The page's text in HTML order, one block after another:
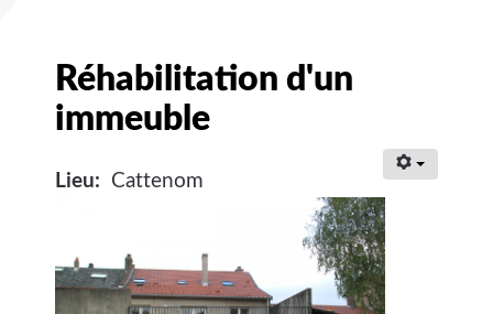
Réhabilitation d'un
immeuble
Lieu: Cattenom